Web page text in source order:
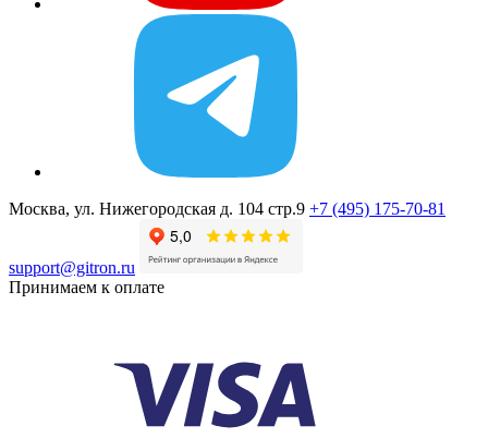
Москва, ул. Нижегородская д. 104 стр.9 +7 (495) 175-70-81
support@gitron.ru
Принимаем к оплате